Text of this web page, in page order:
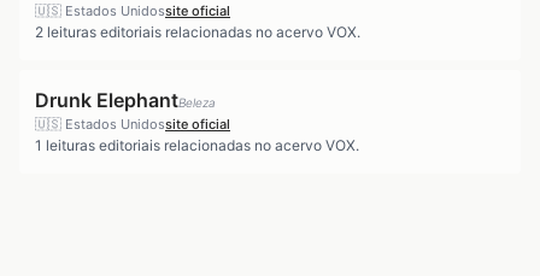
🇺🇸 Estados Unidossite oficial
2 leituras editoriais relacionadas no acervo VOX.
Drunk ElephantBeleza
🇺🇸 Estados Unidossite oficial
1 leituras editoriais relacionadas no acervo VOX.